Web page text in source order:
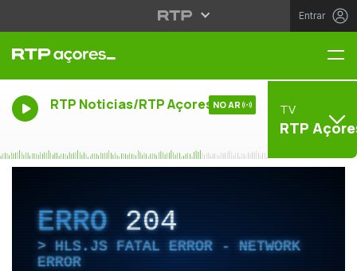
Entrar
RTP Noticias/RTP Açores NO AR TV
RTP
ERRO204
HLS.JS FATAL ERROR - NETWORK
ERROR